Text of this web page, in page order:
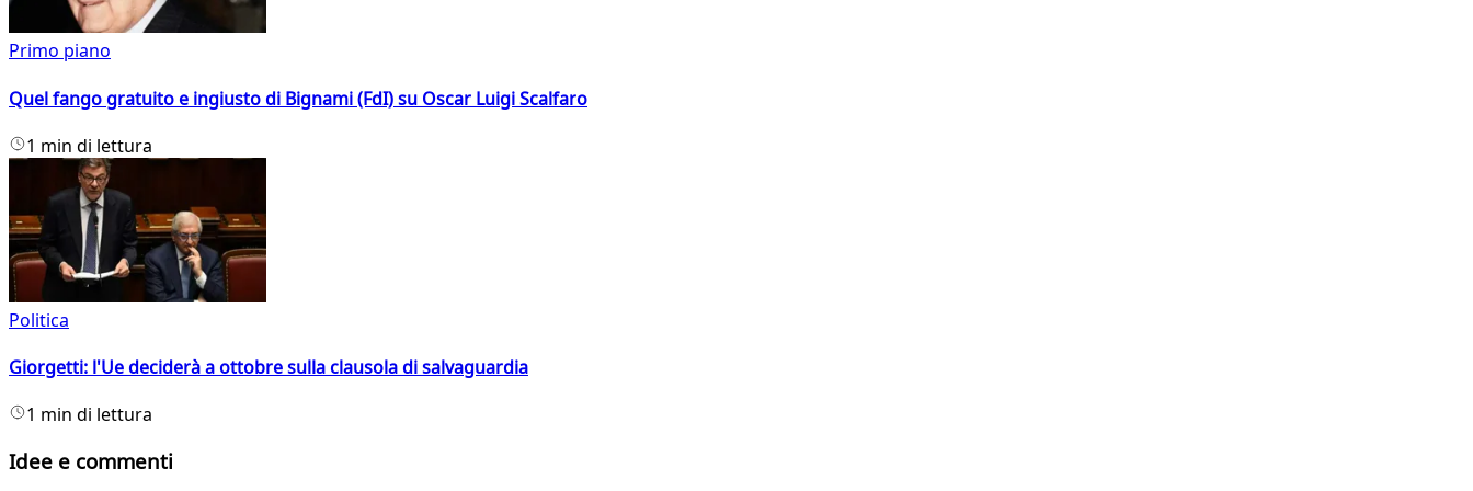
Primo piano
Quel fango gratuito e ingiusto di Bignami (FdI) su Oscar Luigi Scalfaro
1 min di lettura
Politica
Giorgetti: l'Ue deciderà a ottobre sulla clausola di salvaguardia
1 min di lettura
Idee e commenti